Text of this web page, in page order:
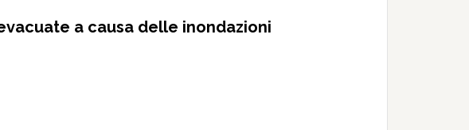
a causa delle inondazioni